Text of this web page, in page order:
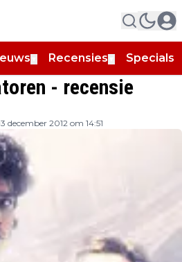
Recensies Specials
- recensie
december 2012 om 14:51